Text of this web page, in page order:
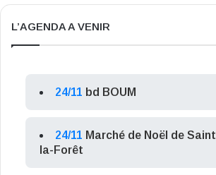
L’AGENDA A VENIR
24/11 bd BOUM
24/11 Marché de Noël de
la-Forêt